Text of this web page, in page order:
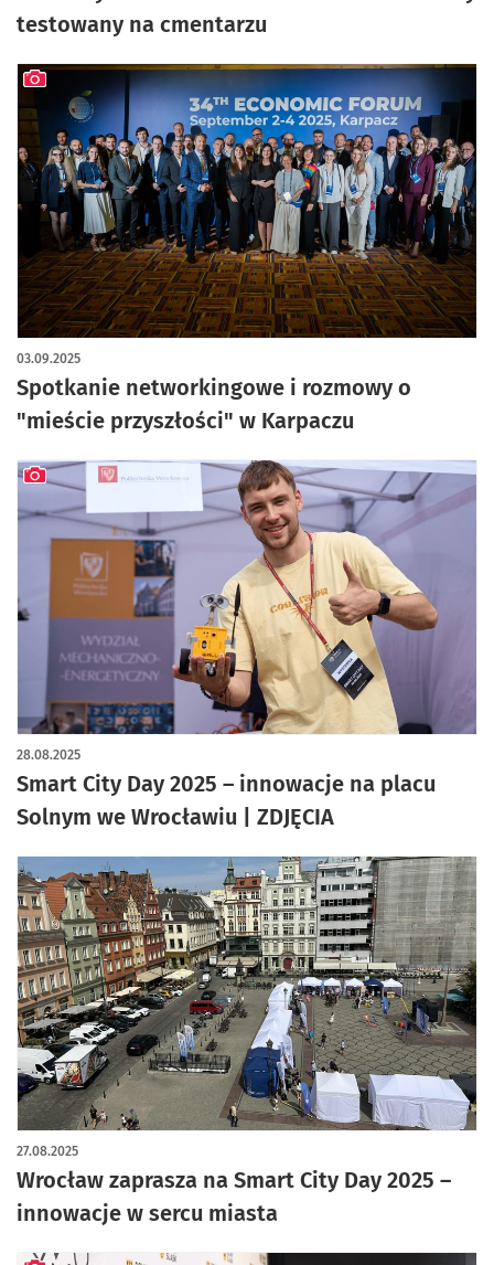
testowany na cmentarzu
Spotkanie networkingowe i rozmowy o
"mieście przyszłości" w Karpaczu
03.09.2025
artykuł z galerią zdjęć
Smart City Day 2025 – innowacje na placu
Solnym we Wrocławiu | ZDJĘCIA
28.08.2025
artykuł z galerią zdjęć
Wrocław zaprasza na Smart City Day 2025 –
innowacje w sercu miasta
27.08.2025